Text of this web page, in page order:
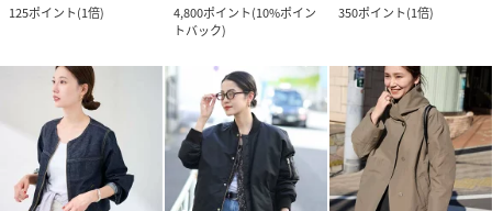
125ポイント(1倍)
4,800ポイント(10%ポイン
トバック)
350ポイント(1倍)